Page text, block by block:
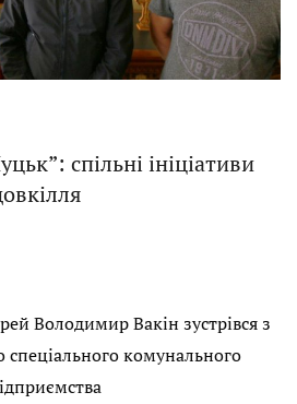
спільні ініціативи
Володимир Вакін зустрівся з
комунального